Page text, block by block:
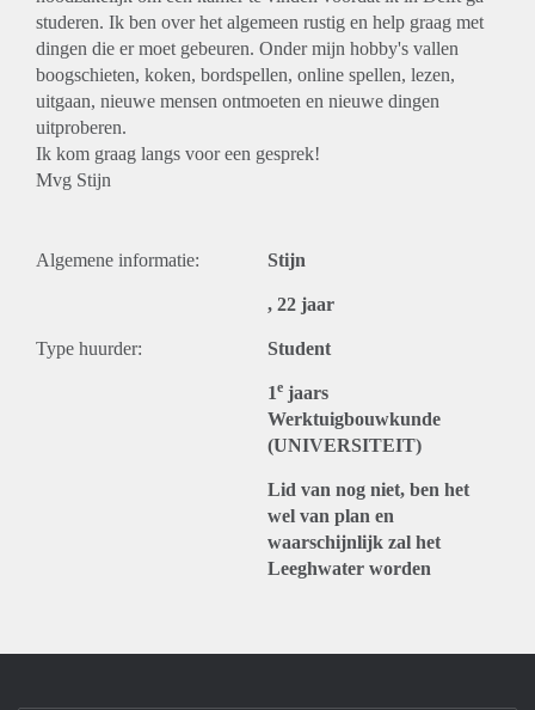
studeren. Ik ben over het algemeen rustig en help graag met
dingen die er moet gebeuren. Onder mijn hobby's vallen
boogschieten, koken, bordspellen, online spellen, lezen,
uitgaan, nieuwe mensen ontmoeten en nieuwe dingen
uitproberen.
Ik kom graag langs voor een gesprek!
Mvg Stijn
Algemene informatie: Stijn
, 22 jaar
Type huurder: Student
1e jaars
Werktuigbouwkunde
(UNIVERSITEIT)
Lid van nog niet, ben het
wel van plan en
waarschijnlijk zal het
Leeghwater worden